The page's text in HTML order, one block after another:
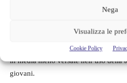
Nega
Visualizza le
Cookie Policy
Se fino ad oggi la maggior parte delle
obbligatoria la fatturazione
potrebbe spaventare più che altro le
in media meno versate nell’uso della
giovani.